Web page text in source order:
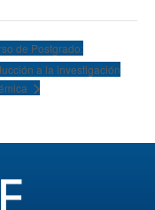
de Postgrado:
a la investigación